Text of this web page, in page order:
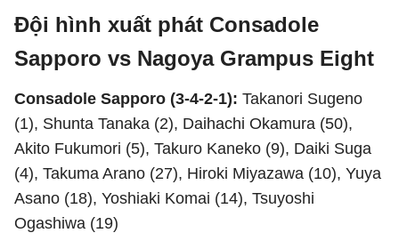
Đội hình xuất phát Consadole
Sapporo vs Nagoya Grampus Eight
Consadole Sapporo (3-4-2-1): Takanori Sugeno
(1), Shunta Tanaka (2), Daihachi Okamura (50),
Akito Fukumori (5), Takuro Kaneko (9), Daiki Suga
(4), Takuma Arano (27), Hiroki Miyazawa (10), Yuya
Asano (18), Yoshiaki Komai (14), Tsuyoshi
Ogashiwa (19)